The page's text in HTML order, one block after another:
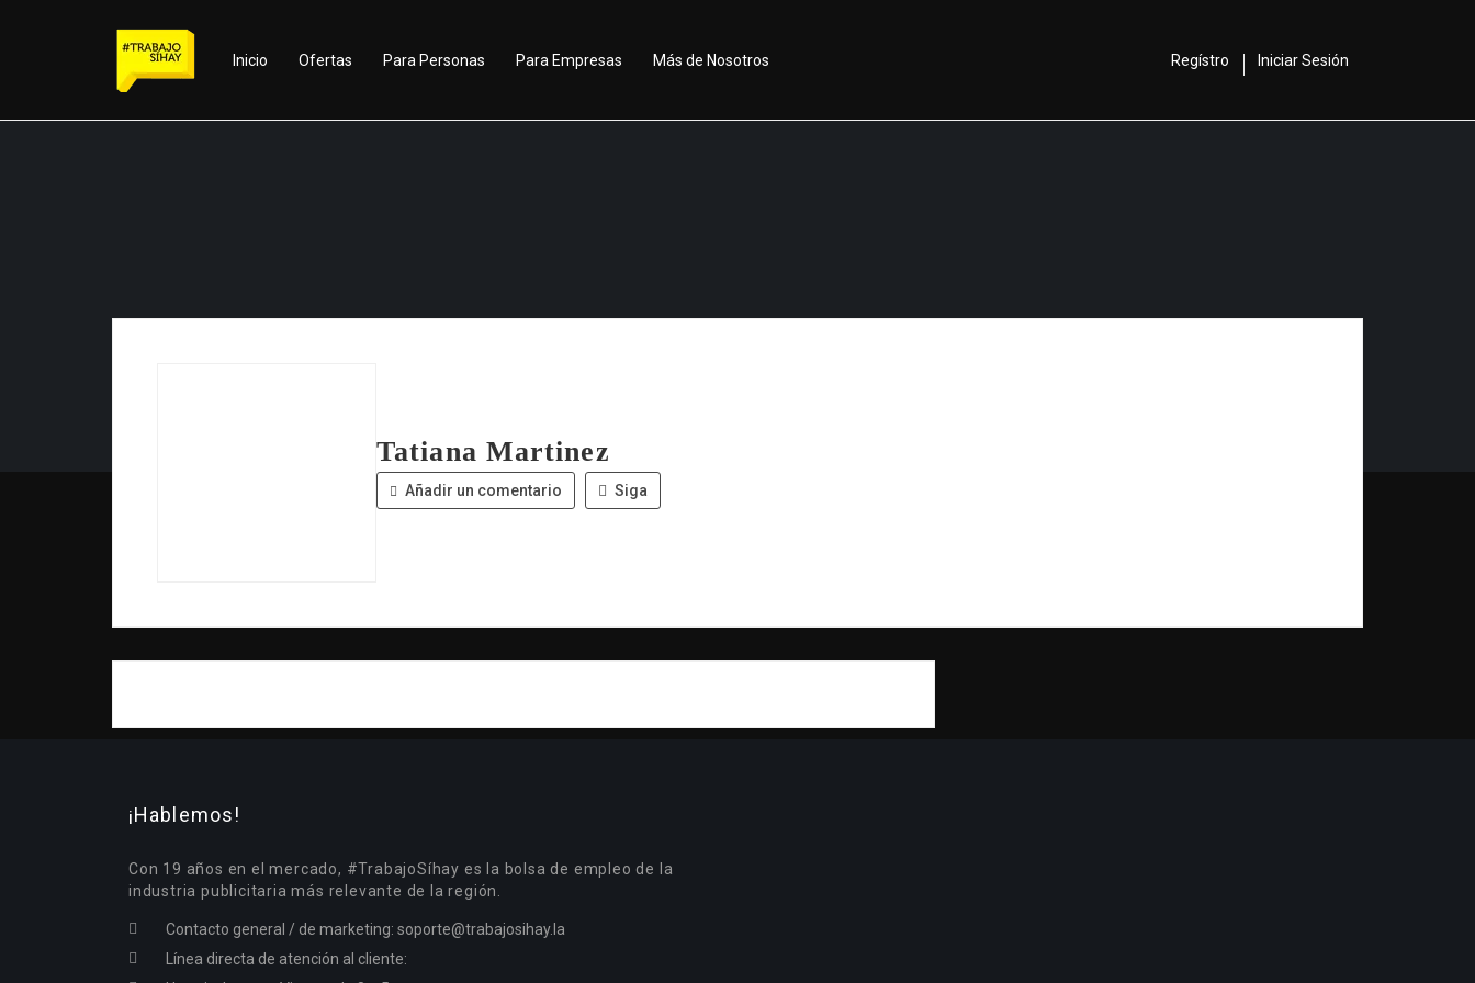
Inicio Ofertas Para Personas Para Empresas Más de Nosotros Regístro Iniciar Sesión
Tatiana Martinez
Añadir un comentario Siga
¡Hablemos!
Con 19 años en el mercado, #TrabajoSíhay es la bolsa de empleo de la
industria publicitaria más relevante de la región.
Contacto general / de marketing: soporte@trabajosihay.la
Línea directa de atención al cliente: